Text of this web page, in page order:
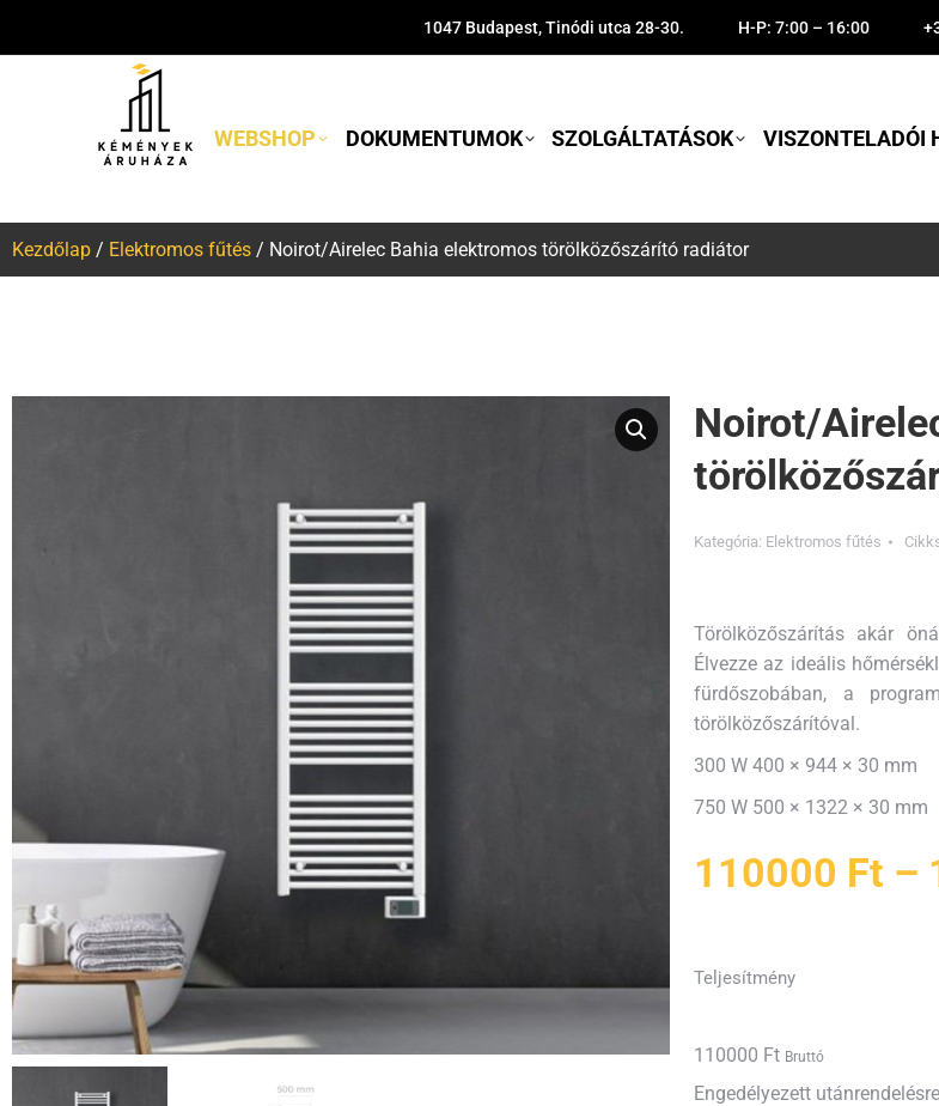
1047 Budapest, Tinódi utca 28-30. H-P: 7:00 – 16:00
WEBSHOP DOKUMENTUMOK SZOLGÁLTATÁSOK VISZONTELADÓI
Kezdőlap / Elektromos fűtés / Noirot/Airelec Bahia elektromos törölközőszárító radiátor
Noirot/
Kategória: Elektromos fűtés
Törölközőszárítás akár
Élvezze az ideális
fürdőszobában, a
törölközőszárítóval.
300 W 400 × 944 × 30 mm
750 W 500 × 1322 × 30 mm
110000 Ft –
Teljesítmény
110000 Ft Bruttó
Engedélyezett utánrendelésre